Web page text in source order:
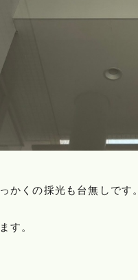
かくの採光も台無しです。
す。